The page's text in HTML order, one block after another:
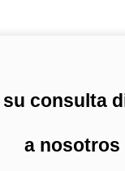
consulta
a nosotros